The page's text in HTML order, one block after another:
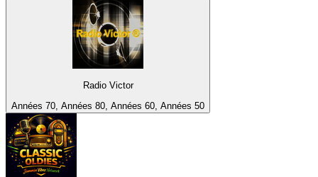
Radio Victor
Années 70, Années 80, Années 60, Années 50